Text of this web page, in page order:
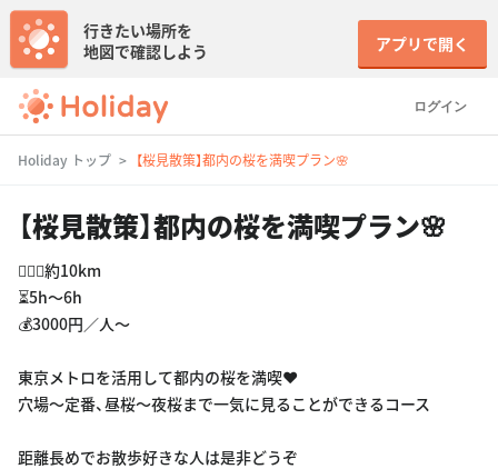
ログイン
行きたい場所を
地図で確認しよう
アプリで開く
Holiday トップ 【桜見散策】都内の桜を満喫プラン🌸
【桜見散策】都内の桜を満喫プラン🌸
🚶🏻‍♀️約10km
⏳5h〜6h
💰3000円／人〜
東京メトロを活用して都内の桜を満喫❤️
穴場〜定番、昼桜〜夜桜まで一気に見ることができるコース
距離長めでお散歩好きな人は是非どうぞ